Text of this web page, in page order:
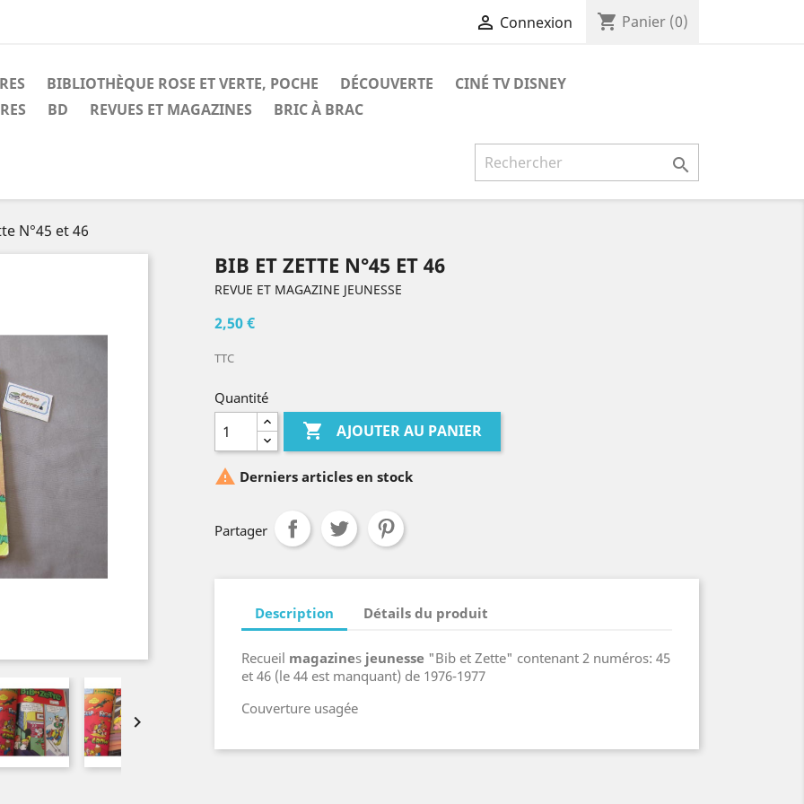
 Connexion shopping_cart Panier (0)
BIBLIOTHÈQUE ROSE ET VERTE, POCHE DÉCOUVERTE
CINÉ TV DISNEY
BD REVUES ET MAGAZINES BRIC À BRAC

N°45 et 46

BIB ET ZETTE N°45 ET 46
REVUE ET MAGAZINE JEUNESSE
2,50 €
TTC
Quantité
 AJOUTER AU PANIER
 Derniers articles en stock
Partager
Description Détails du produit
Recueil magazines jeunesse "Bib et Zette" contenant 2 numéros: 45
et 46 (le 44 est manquant) de 1976-1977
Couverture usagée